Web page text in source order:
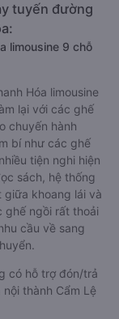
tuyến đường
limousine 9 chỗ
Hóa limousine
lại với các ghế
chuyến hành
bí như các ghế
tiện nghi hiện
sách, hệ thống
giữa khoang lái và
ghế ngồi rất thoải
cầu về sang
có hỗ trợ đón/trả
thành Cẩm Lệ